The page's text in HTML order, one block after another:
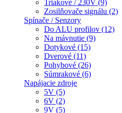
Triakové / 230V (9)
Zosilňovače signálu (2)
Spínače / Senzory
Do ALU profilov (12)
Na mávnutie (9)
Dotykové (15)
Dverové (11)
Pohybové (26)
Súmrakové (6)
Napájacie zdroje
5V (5)
6V (2)
9V (5)